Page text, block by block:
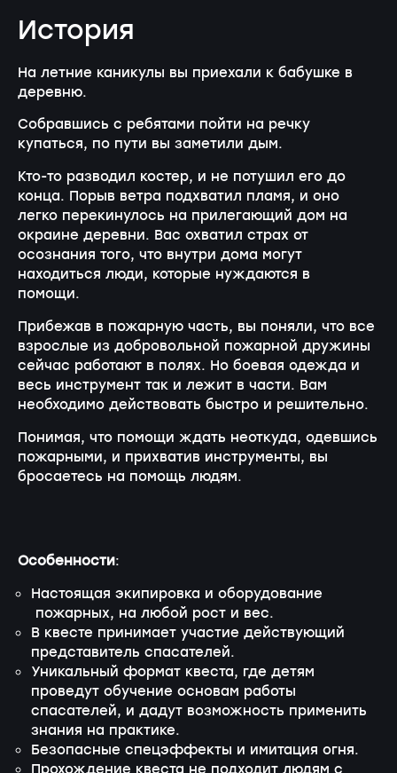
История
На летние каникулы вы приехали к бабушке в
деревню.
Собравшись с ребятами пойти на речку
купаться, по пути вы заметили дым.
Кто-то разводил костер, и не потушил его до
конца. Порыв ветра подхватил пламя, и оно
легко перекинулось на прилегающий дом на
окраине деревни. Вас охватил страх от
осознания того, что внутри дома могут
находиться люди, которые нуждаются в
помощи.
Прибежав в пожарную часть, вы поняли, что все
взрослые из добровольной пожарной дружины
сейчас работают в полях. Но боевая одежда и
весь инструмент так и лежит в части. Вам
необходимо действовать быстро и решительно.
Понимая, что помощи ждать неоткуда, одевшись
пожарными, и прихватив инструменты, вы
бросаетесь на помощь людям.
Особенности:
Настоящая экипировка и оборудование
пожарных, на любой рост и вес.
В квесте принимает участие действующий
представитель спасателей.
Уникальный формат квеста, где детям
проведут обучение основам работы
спасателей, и дадут возможность применить
знания на практике.
Безопасные спецэффекты и имитация огня.